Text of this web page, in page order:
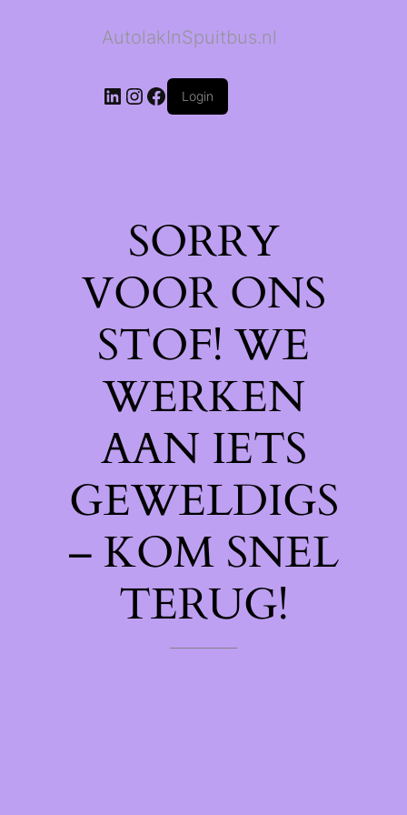
AutolakInSpuitbus.nl
LinkedIn
Instagram
Facebook
Login
SORRY
VOOR ONS
STOF! WE
WERKEN
AAN IETS
GEWELDIGS
– KOM SNEL
TERUG!